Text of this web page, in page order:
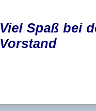
Viel Spaß bei
Vorstand